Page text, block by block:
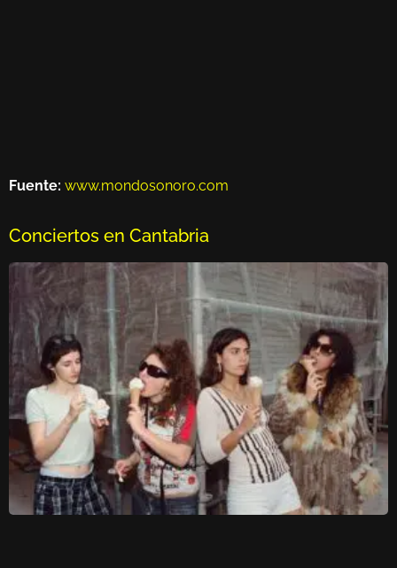
Fuente: www.mondosonoro.com
Conciertos en Cantabria